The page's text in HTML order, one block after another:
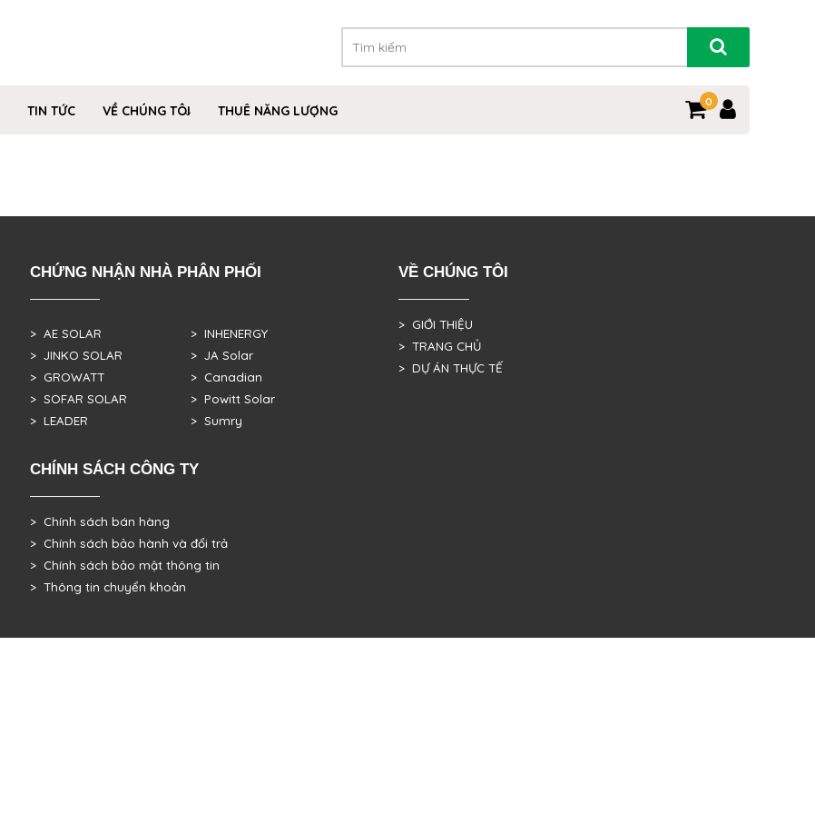
TIN TỨC VỀ CHÚNG TÔI THUÊ NĂNG LƯỢNG
0
CHỨNG NHẬN NHÀ PHÂN PHỐI
> AE SOLAR
> JINKO SOLAR
> GROWATT
> SOFAR SOLAR
> LEADER
> INHENERGY
> JA Solar
> Canadian
> Powitt Solar
> Sumry
CHÍNH SÁCH CÔNG TY
> Chính sách bán hàng
> Chính sách bảo hành và đổi trả
> Chính sách bảo mật thông tin
> Thông tin chuyển khoản
VỀ CHÚNG TÔI
> GIỚI THIỆU
> TRANG CHỦ
> DỰ ÁN THỰC TẾ